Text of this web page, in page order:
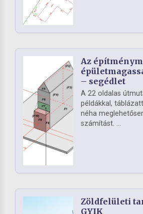
Az
– segédlet
A 22 oldalas
példákkal,
néha
számítást. ...
Zöldfelületi
GYIK